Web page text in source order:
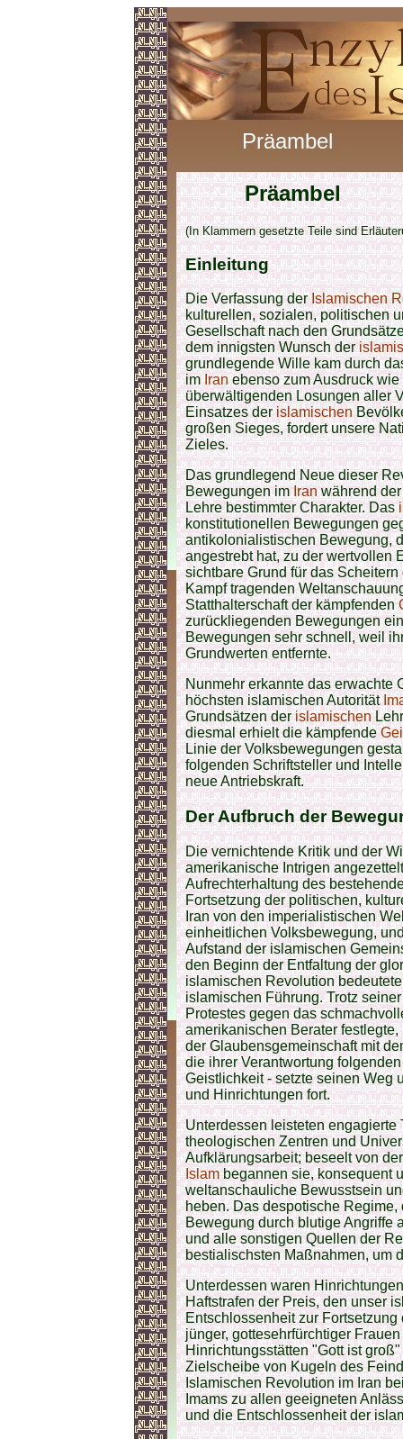
Präambel
Präambel
(In Klammern gesetzte Teile sind
Einleitung
Die Verfassung derIslamischen
kulturellen, sozialen, politischen
Gesellschaft nach den
dem innigsten Wunsch der
grundlegende Wille kam durch
imIranebenso zum Ausdruck
überwältigenden Losungen aller
Einsatzes derislamischen
großen Sieges, fordert unsere
Zieles.
Das grundlegend Neue dieser
Bewegungen imIranwährend der
Lehre bestimmter Charakter. Das
konstitutionellen Bewegungen
antikolonialistischen Bewegung,
angestrebt hat, zu der wertvollen
sichtbare Grund für das
Kampf tragenden
Statthalterschaft der kämpfenden
zurückliegenden Bewegungen
Bewegungen sehr schnell, weil
Grundwerten entfernte.
Nunmehr erkannte das erwachte
höchsten islamischen Autorität
Grundsätzen derislamischen
diesmal erhielt die kämpfende
Linie der Volksbewegungen
folgenden Schriftsteller und
neue Antriebskraft.
DerAufbruchder
Die vernichtende Kritik und der
amerikanische Intrigen
Aufrechterhaltung des
Fortsetzung der politischen,
Iran von den imperialistischen
einheitlichen Volksbewegung,
Aufstand der islamischen
den Beginn der Entfaltung der
islamischen Revolution
islamischen Führung. Trotz
Protestes gegen das
amerikanischen Berater
der Glaubensgemeinschaft mit
die ihrer Verantwortung
Geistlichkeit - setzte seinen Weg
und Hinrichtungen fort.
Unterdessen leisteten engagierte
theologischen Zentren und
Aufklärungsarbeit; beseelt von
Islambegannen sie, konsequent
weltanschauliche Bewusstsein
heben. Das despotische
Bewegung durch blutige Angriffe
und alle sonstigen Quellen der
bestialischsten Maßnahmen, um
Unterdessen waren
Haftstrafen der Preis, den unser
Entschlossenheit zur
jünger, gottesehrfürchtiger
Hinrichtungsstätten "Gott ist
Zielscheibe von Kugeln des
Islamischen Revolution im Iran
Imams zu allen geeigneten
und die Entschlossenheit der